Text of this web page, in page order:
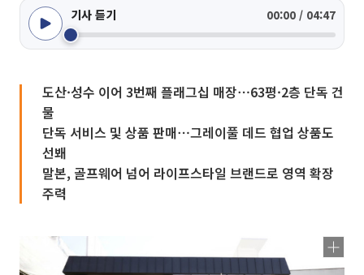
기사 듣기 00:00 / 04:47
도산·성수 이어 3번째 플래그십 매장⋯63평·2층 단독 건
물
단독 서비스 및 상품 판매⋯그레이풀 데드 협업 상품도
선봬
말본, 골프웨어 넘어 라이프스타일 브랜드로 영역 확장
주력